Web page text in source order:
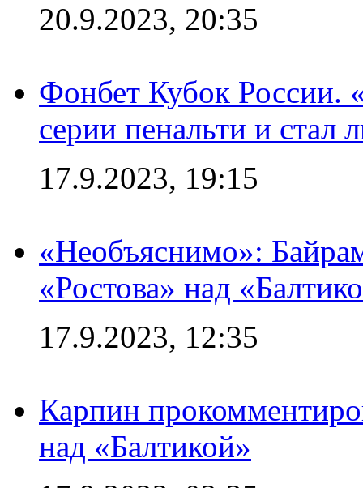
20.9.2023, 20:35
Фонбет Кубок России.
серии пенальти и стал
17.9.2023, 19:15
«Необъяснимо»:
«Ростова» над
17.9.2023, 12:35
Карпин
над «Балтикой»